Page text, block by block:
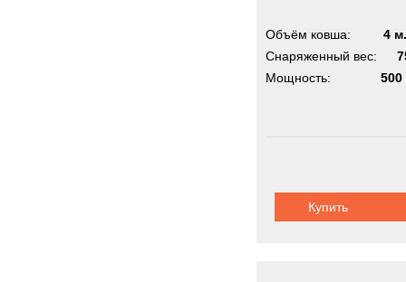
Объём ковша:
4
Снаряженный вес:
Мощность:
500
Купить